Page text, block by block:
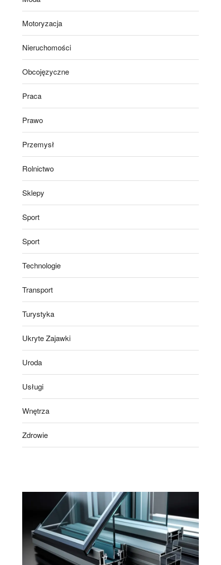
Motoryzacja
Nieruchomości
Obcojęzyczne
Praca
Prawo
Przemysł
Rolnictwo
Sklepy
Sport
Sport
Technologie
Transport
Turystyka
Ukryte Zajawki
Uroda
Usługi
Wnętrza
Zdrowie